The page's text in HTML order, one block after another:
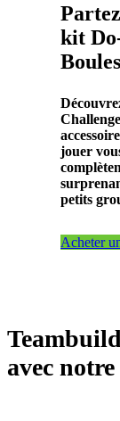
kit
Boules
jouer
petits
Acheter
avec